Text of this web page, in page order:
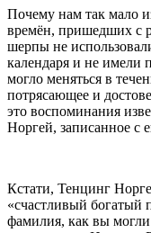
Почему нам так мало
времён, пришедших с
шерпы не
календаря и не имели
могло меняться в
потрясающее и
это воспоминания
Норгей, записанное с
Кстати, Тенцинг
«счастливый богатый
фамилия, как вы